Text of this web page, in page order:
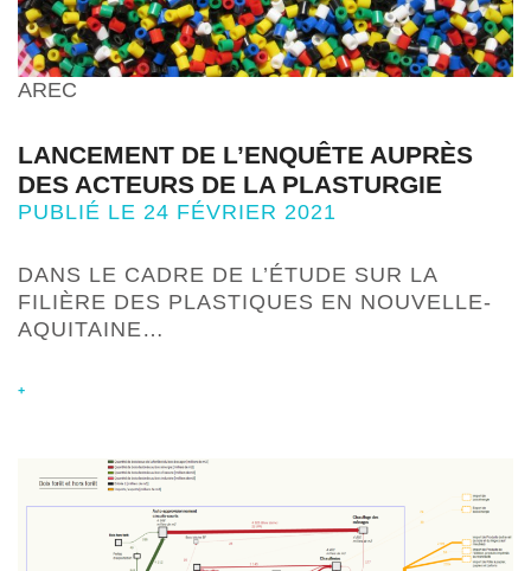
AREC
LANCEMENT DE L’ENQUÊTE AUPRÈS
DES ACTEURS DE LA PLASTURGIE
PUBLIÉ LE 24 FÉVRIER 2021
DANS LE CADRE DE L’ÉTUDE SUR LA
FILIÈRE DES PLASTIQUES EN NOUVELLE-
AQUITAINE…
+